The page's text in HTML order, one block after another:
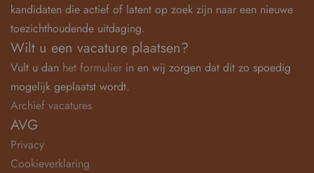
kandidaten die actief of latent op zoek zijn naar een nieuwe
toezichthoudende uitdaging.
Wilt u een vacature plaatsen?
Vult u dan het formulier in en wij zorgen dat dit zo spoedig
mogelijk geplaatst wordt.
Archief vacatures
AVG
Privacy
Cookieverklaring